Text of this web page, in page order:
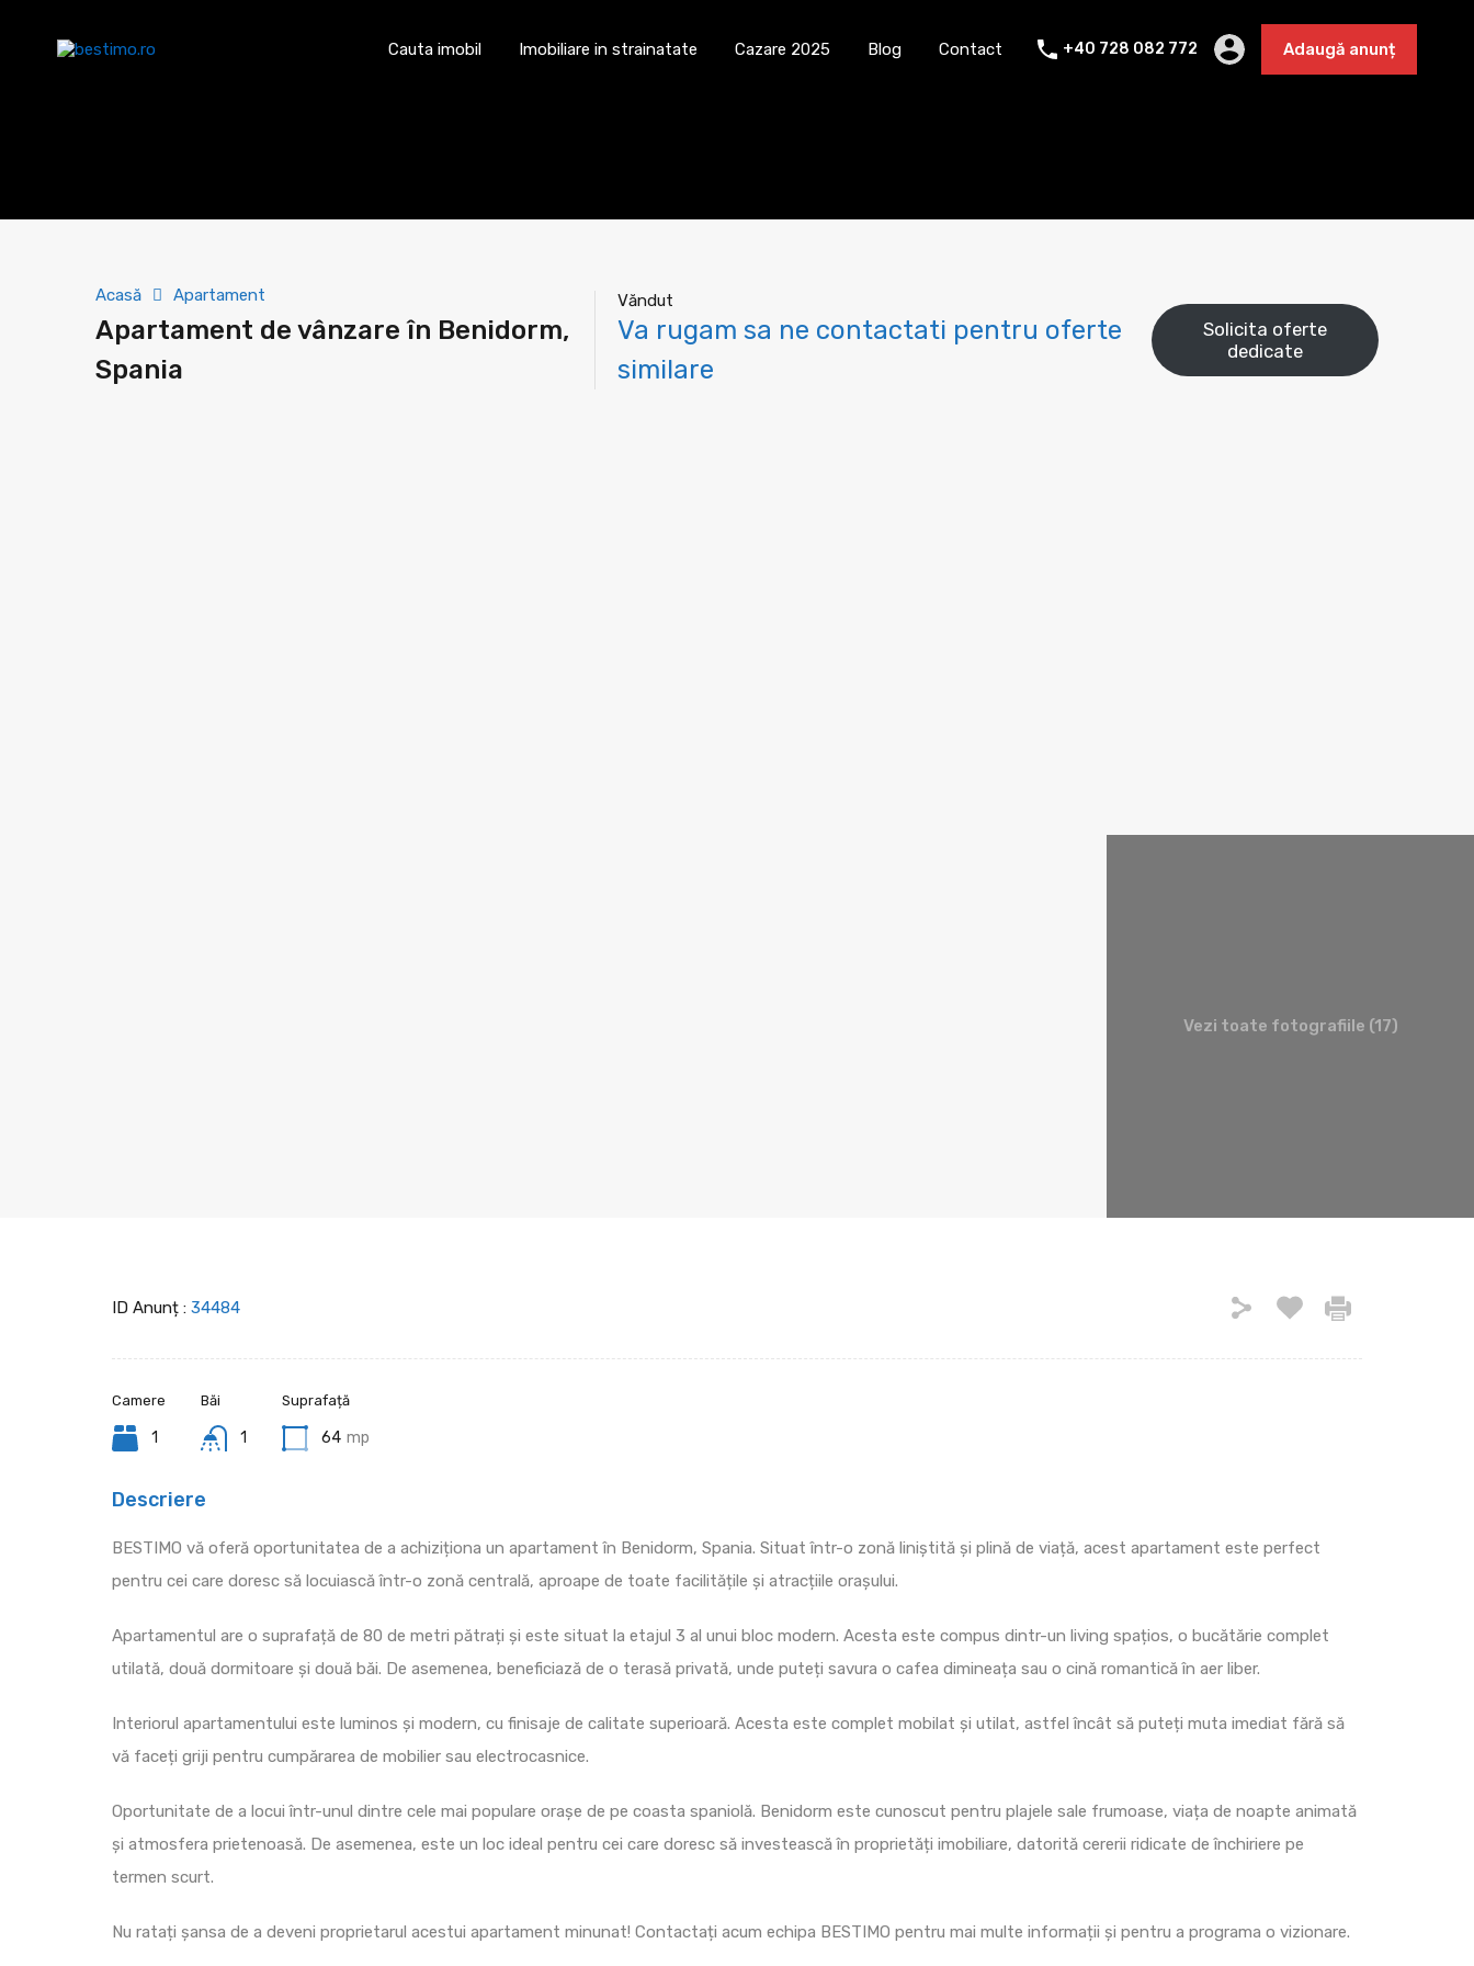
Cauta imobil Imobiliare in strainatate Cazare 2025 Blog Contact Adaugă anunț
Cauta imobil Imobiliare in strainatate Cazare 2025 Blog Contact +40 728 082 772 Adaugă anunț
Acasă Apartament
Apartament de vânzare în Benidorm,
Spania
Văndut
Va rugam sa ne contactati pentru oferte
similare
Solicita oferte
dedicate
Vezi toate fotografiile (17)
ID Anunț : 34484
Camere
1
Băi
1
Suprafață
64 mp
Descriere
BESTIMO vă oferă oportunitatea de a achiziționa un apartament în Benidorm, Spania. Situat într-o zonă liniștită și plină de viață, acest apartament este perfect
pentru cei care doresc să locuiască într-o zonă centrală, aproape de toate facilitățile și atracțiile orașului.
Apartamentul are o suprafață de 80 de metri pătrați și este situat la etajul 3 al unui bloc modern. Acesta este compus dintr-un living spațios, o bucătărie complet
utilată, două dormitoare și două băi. De asemenea, beneficiază de o terasă privată, unde puteți savura o cafea dimineața sau o cină romantică în aer liber.
Interiorul apartamentului este luminos și modern, cu finisaje de calitate superioară. Acesta este complet mobilat și utilat, astfel încât să puteți muta imediat fără să
vă faceți griji pentru cumpărarea de mobilier sau electrocasnice.
Oportunitate de a locui într-unul dintre cele mai populare orașe de pe coasta spaniolă. Benidorm este cunoscut pentru plajele sale frumoase, viața de noapte animată
și atmosfera prietenoasă. De asemenea, este un loc ideal pentru cei care doresc să investească în proprietăți imobiliare, datorită cererii ridicate de închiriere pe
termen scurt.
Nu ratați șansa de a deveni proprietarul acestui apartament minunat! Contactați acum echipa BESTIMO pentru mai multe informații și pentru a programa o vizionare.